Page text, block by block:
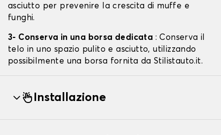
asciutto per prevenire la crescita di muffe e
funghi.
3- Conserva in una borsa dedicata : Conserva il
telo in uno spazio pulito e asciutto, utilizzando
possibilmente una borsa fornita da Stilistauto.it.
Installazione